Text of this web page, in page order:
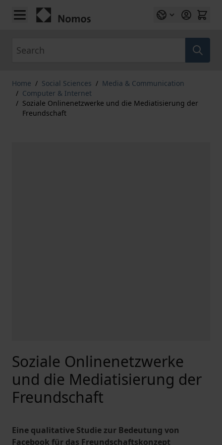
Skip to Content
Home / Social Sciences / Media & Communication
/ Computer & Internet
/ Soziale Onlinenetzwerke und die Mediatisierung der
Freundschaft
Soziale Onlinenetzwerke
und die Mediatisierung der
Freundschaft
Eine qualitative Studie zur Bedeutung von
Facebook für das Freundschaftskonzept